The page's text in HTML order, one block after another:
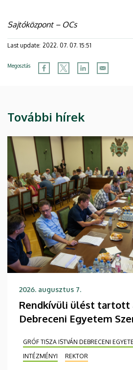
Sajtóközpont – OCs
Last update: 2022. 07. 07. 15:51
Megosztás
További hírek
2026. augusztus 7.
Rendkívüli ülést tartott
Debreceni Egyetem
GRÓF TISZA ISTVÁN DEBRECENI
INTÉZMÉNYI
REKTOR